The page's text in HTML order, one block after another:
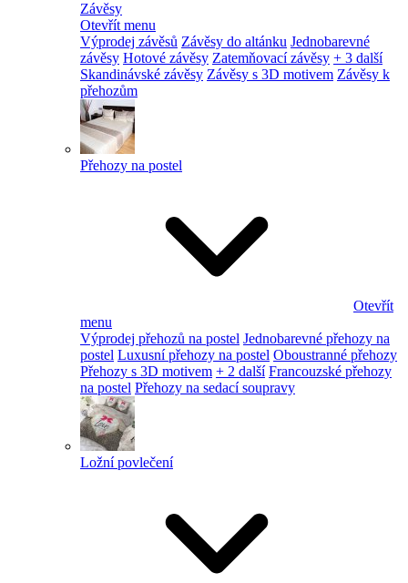
Závěsy
Otevřít menu
Výprodej závěsů Závěsy do altánku Jednobarevné
závěsy Hotové závěsy Zatemňovací závěsy + 3 další
Skandinávské závěsy Závěsy s 3D motivem Závěsy k
přehozům
Přehozy na postel
Otevřít
menu
Výprodej přehozů na postel Jednobarevné přehozy na
postel Luxusní přehozy na postel Oboustranné přehozy
Přehozy s 3D motivem + 2 další Francouzské přehozy
na postel Přehozy na sedací soupravy
Ložní povlečení